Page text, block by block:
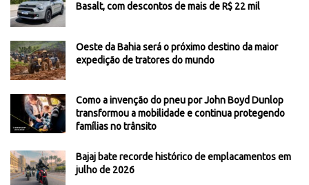
Basalt, com descontos de mais de R$ 22 mil
Oeste da Bahia será o próximo destino da maior
expedição de tratores do mundo
Como a invenção do pneu por John Boyd Dunlop
transformou a mobilidade e continua protegendo
famílias no trânsito
Bajaj bate recorde histórico de emplacamentos em
julho de 2026